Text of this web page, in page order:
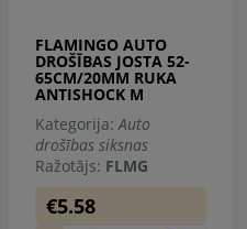
FLAMINGO AUTO
DROŠĪBAS JOSTA 52-
65CM/20MM RUKA
ANTISHOCK M
Kategorija:Auto
drošības siksnas
Ražotājs: FLMG
€5.58